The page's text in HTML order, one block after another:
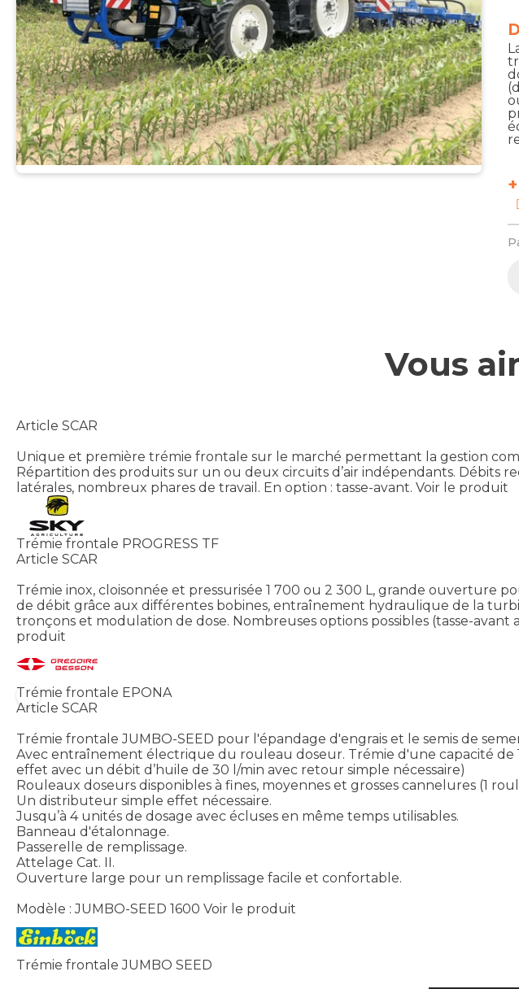
+
Vous
Article SCAR
Unique et première trémie frontale sur le marché permettant la gestion
Répartition des produits sur un ou deux circuits d’air indépendants. Débits
latérales, nombreux phares de travail. En option : tasse-avant. Voir le produit
Trémie frontale PROGRESS TF
Article SCAR
Trémie inox, cloisonnée et pressurisée 1 700 ou 2 300 L, grande ouverture
de débit grâce aux différentes bobines, entraînement hydraulique de la
tronçons et modulation de dose. Nombreuses options possibles (tasse-
produit
Trémie frontale EPONA
Article SCAR
Trémie frontale JUMBO-SEED pour l'épandage d'engrais et le semis de
Avec entraînement électrique du rouleau doseur. Trémie d'une capacité
effet avec un débit d’huile de 30 l/min avec retour simple nécessaire)
Rouleaux doseurs disponibles à fines, moyennes et grosses cannelures (1
Un distributeur simple effet nécessaire.
Jusqu’à 4 unités de dosage avec écluses en même temps utilisables.
Banneau d'étalonnage.
Passerelle de remplissage.
Attelage Cat. II.
Ouverture large pour un remplissage facile et confortable.
Modèle : JUMBO-SEED 1600 Voir le produit
Trémie frontale JUMBO SEED